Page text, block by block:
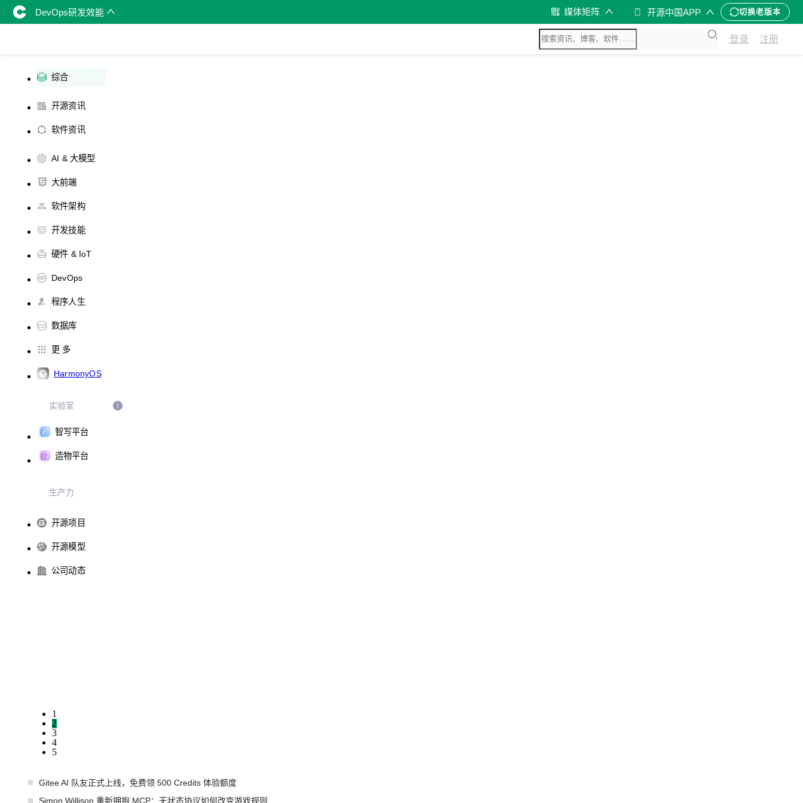
DevOps研发效能 媒体矩阵 开源中国APP 切换老版本
登录 注册
综合
开源资讯
软件资讯
AI & 大模型
大前端
软件架构
开发技能
硬件 & IoT
DevOps
程序人生
数据库
更 多
HarmonyOS
实验室
智写平台
造物平台
生产力
开源项目
开源模型
公司动态
1
2
3
4
5
Gitee AI 队友正式上线，免费领 500 Credits 体验额度
Simon Willison 重新拥抱 MCP：无状态协议如何改变游戏规则